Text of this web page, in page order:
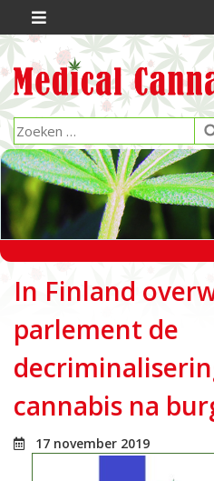
In Finland
parlement de
cannabis na
17 november 2019